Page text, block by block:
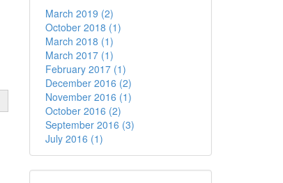
March 2019 (2)
October 2018 (1)
March 2018 (1)
March 2017 (1)
February 2017 (1)
December 2016 (2)
November 2016 (1)
October 2016 (2)
September 2016 (3)
July 2016 (1)